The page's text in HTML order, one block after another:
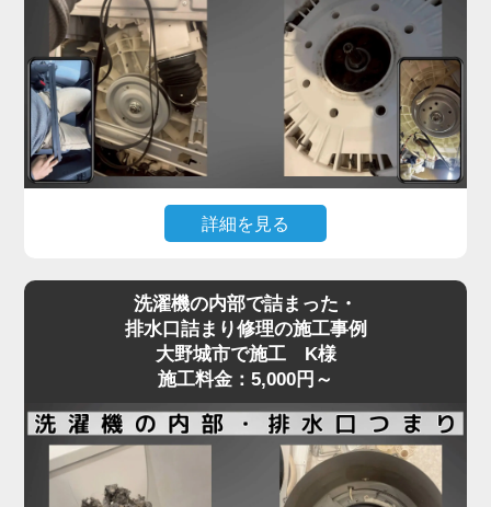
経年劣化や水垢・異物による詰まり、内部のダイヤ
フラム部品の不良などが原因で、水の流れが制限さ
れてしまいます。
「家電の達人」では、こうした給水トラブルに対し
て、分解点検による給水弁の動作確認と部品交換を
行い、正常な給水機能を回復させます。
機種や年式に応じた適切な部品を使用し、交換では
なく清掃・調整で済むケースにも柔軟に対応。
ながり、家事全体がストップしてしまいます。水が
出ない・出方が弱いなどの違和感を感じたら、早め
にプロの点検をご依頼ください。
詳細を見る
といった異音がする場合、Vベルトの劣化や緩み、
モーターの不具合が原因であることが多く見られま
返すと、ベルトやモーターに過剰な負荷がかかり、
新しい洗濯機であっても故障リスクが高まります。
ベルトの損傷は徐々に症状が現れることもあり、
洗濯機の内部で詰まった・
排水口詰まり修理の施工事例
大野城市で施工 K様
施工料金：5,000円～